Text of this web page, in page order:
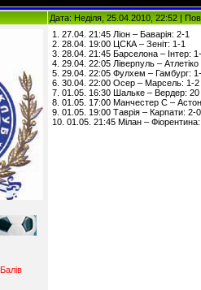
Дата: Неділя, 25.04.2010, 22:52 |
Балiв
1. 27.04. 21:45 Ліон – Баварія: 2-1
2. 28.04. 19:00 ЦСКА – Зеніт: 1-1
3. 28.04. 21:45 Барселона – Інтер:
4. 29.04. 22:05 Ліверпуль –
5. 29.04. 22:05 Фулхем – Гамбург:
6. 30.04. 22:00 Осер – Марсель: 1-2
7. 01.05. 16:30 Шальке – Вердер: 20
8. 01.05. 17:00 Манчестер С –
9. 01.05. 19:00 Таврія – Карпати: 2-0
10. 01.05. 21:45 Мілан –